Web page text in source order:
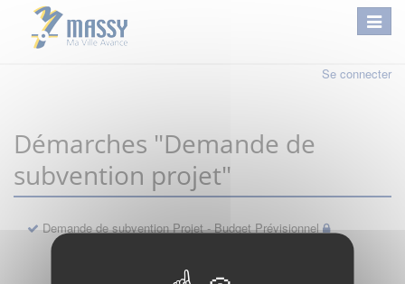
Se connecter
Démarches "Demande de
subvention projet"
Demande de subvention Projet - Budget Prévisionnel